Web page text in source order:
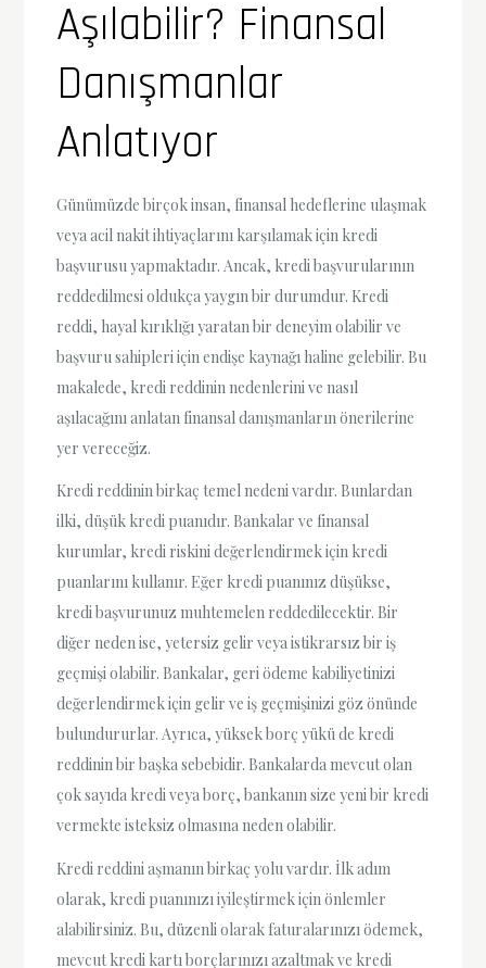
Aşılabilir? Finansal
Danışmanlar
Anlatıyor
Günümüzde birçok insan, finansal hedeflerine ulaşmak
veya acil nakit ihtiyaçlarını karşılamak için kredi
başvurusu yapmaktadır. Ancak, kredi başvurularının
reddedilmesi oldukça yaygın bir durumdur. Kredi
reddi, hayal kırıklığı yaratan bir deneyim olabilir ve
başvuru sahipleri için endişe kaynağı haline gelebilir. Bu
makalede, kredi reddinin nedenlerini ve nasıl
aşılacağını anlatan finansal danışmanların önerilerine
yer vereceğiz.
Kredi reddinin birkaç temel nedeni vardır. Bunlardan
ilki, düşük kredi puanıdır. Bankalar ve finansal
kurumlar, kredi riskini değerlendirmek için kredi
puanlarını kullanır. Eğer kredi puanınız düşükse,
kredi başvurunuz muhtemelen reddedilecektir. Bir
diğer neden ise, yetersiz gelir veya istikrarsız bir iş
geçmişi olabilir. Bankalar, geri ödeme kabiliyetinizi
değerlendirmek için gelir ve iş geçmişinizi göz önünde
bulundururlar. Ayrıca, yüksek borç yükü de kredi
reddinin bir başka sebebidir. Bankalarda mevcut olan
çok sayıda kredi veya borç, bankanın size yeni bir kredi
vermekte isteksiz olmasına neden olabilir.
Kredi reddini aşmanın birkaç yolu vardır. İlk adım
olarak, kredi puanınızı iyileştirmek için önlemler
alabilirsiniz. Bu, düzenli olarak faturalarınızı ödemek,
mevcut kredi kartı borçlarınızı azaltmak ve kredi